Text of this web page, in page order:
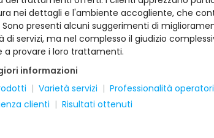
nei dettagli e l'ambiente accogliente, che
Sono presenti alcuni suggerimenti di
servizi, ma nel complesso il giudizio
provare i loro trattamenti.
informazioni
Varietà servizi
Professionalità operatori
clienti Risultati ottenuti